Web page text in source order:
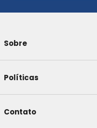
Sobre
Políticas
Contato